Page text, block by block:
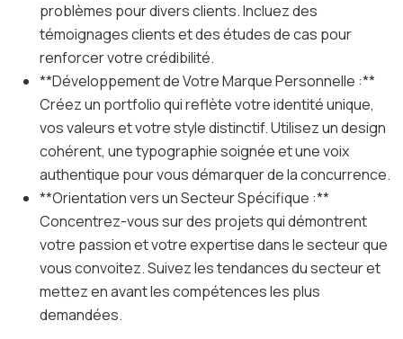
problèmes pour divers clients. Incluez des
témoignages clients et des études de cas pour
renforcer votre crédibilité.
**Développement de Votre Marque Personnelle :**
Créez un portfolio qui reflète votre identité unique,
vos valeurs et votre style distinctif. Utilisez un design
cohérent, une typographie soignée et une voix
authentique pour vous démarquer de la concurrence.
**Orientation vers un Secteur Spécifique :**
Concentrez-vous sur des projets qui démontrent
votre passion et votre expertise dans le secteur que
vous convoitez. Suivez les tendances du secteur et
mettez en avant les compétences les plus
demandées.